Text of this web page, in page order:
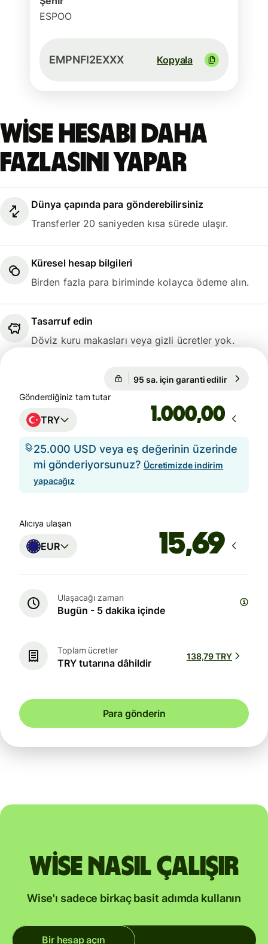
ESPOO
EMPNFI2EXXX Kopyala
Wise hesabı daha
fazlasını yapar
Dünya çapında para gönderebilirsiniz
Transferler 20 saniyeden kısa sürede ulaşır.
Küresel hesap bilgileri
Birden fazla para biriminde kolayca ödeme alın.
Tasarruf edin
Döviz kuru makasları veya gizli ücretler yok.
95 sa. için garanti edilir
Gönderdiğiniz tam tutar
TRY ,00
25.000 USD veya eş değerinin üzerinde
mi gönderiyorsunuz? Ücretimizde indirim
yapacağız
Alıcıya ulaşan
EUR
Ulaşacağı zaman
Bugün - 5 dakika içinde
Toplam ücretler
TRY tutarına dâhildir
138,79 TRY
Para gönderin
Wise nasıl çalışır
Wise'ı sadece birkaç basit adımda kullanın
Bir hesap açın